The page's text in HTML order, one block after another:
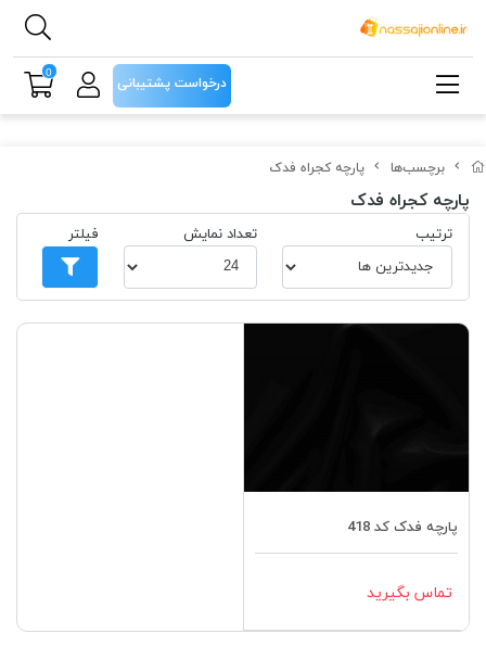
برچسب‌ها پارچه کجراه فدک
پارچه کجراه فدک
ترتیب تعداد نمایش فیلتر
پارچه فدک کد 418
تماس بگیرید
درخواست پشتیبانی
0